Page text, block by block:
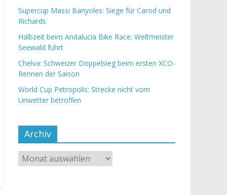
Supercup Massi Banyoles: Siege für Carod und
Richards
Halbzeit beim Andalucia Bike Race: Weltmeister
Seewald führt
Chelva: Schweizer Doppelsieg beim ersten XCO-
Rennen der Saison
World Cup Petropolis: Strecke nicht vom
Unwetter betroffen
Archiv